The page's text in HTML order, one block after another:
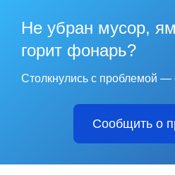
Не убран мусор,
горит фонарь?
Столкнулись с проблемой —
Сообщить о